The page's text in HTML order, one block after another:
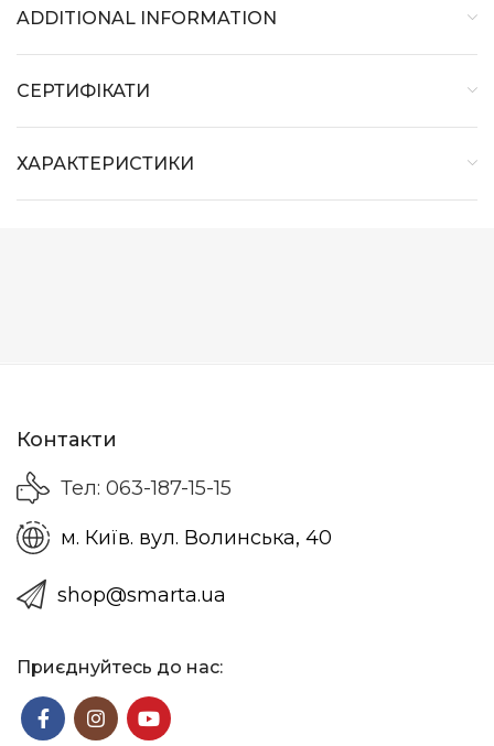
ADDITIONAL INFORMATION
СЕРТИФІКАТИ
ХАРАКТЕРИСТИКИ
Контакти
Тел: 063-187-15-15
м. Київ. вул. Волинська, 40
shop@smarta.ua
Приєднуйтесь до нас: